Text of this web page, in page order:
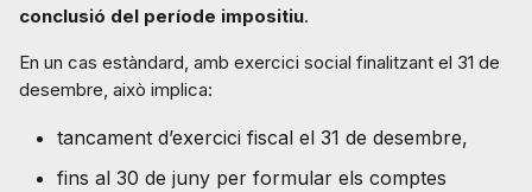
conclusió del període impositiu.
En un cas estàndard, amb exercici social finalitzant el 31 de
desembre, això implica:
tancament d’exercici fiscal el 31 de desembre,
fins al 30 de juny per formular els comptes